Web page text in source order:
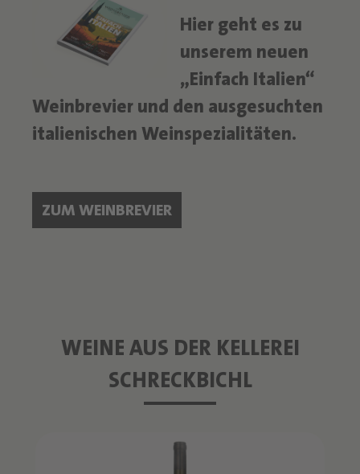
Hier geht es zu
unserem neuen
„Einfach Italien“
Weinbrevier und den ausgesuchten
italienischen Weinspezialitäten.
ZUM WEINBREVIER
WEINE AUS DER KELLEREI
SCHRECKBICHL